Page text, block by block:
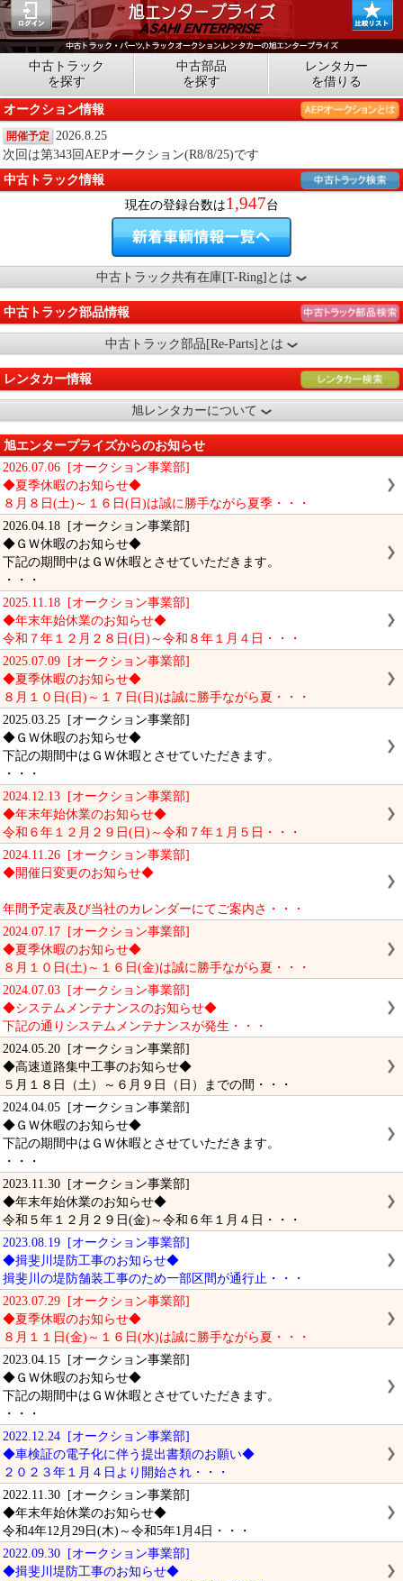
中古トラック
を探す
中古部品
を探す
レンタカー
を借りる
オークション情報
開催予定
2026.8.25
次回は第343回AEPオークション(R8/8/25)です
中古トラック情報
現在の登録台数は1,947台
中古トラック共有在庫[T-Ring]とは
中古トラック部品情報
中古トラック部品[Re-Parts]とは
レンタカー情報
旭レンタカーについて
旭エンタープライズからのお知らせ
2026.07.06 [オークション事業部]
◆夏季休暇のお知らせ◆
８月８日(土)～１６日(日)は誠に勝手ながら夏季・・・
2026.04.18 [オークション事業部]
◆ＧＷ休暇のお知らせ◆
下記の期間中はＧＷ休暇とさせていただきます。
・・・
2025.11.18 [オークション事業部]
◆年末年始休業のお知らせ◆
令和７年１２月２８日(日)～令和８年１月４日・・・
2025.07.09 [オークション事業部]
◆夏季休暇のお知らせ◆
８月１０日(日)～１７日(日)は誠に勝手ながら夏・・・
2025.03.25 [オークション事業部]
◆ＧＷ休暇のお知らせ◆
下記の期間中はＧＷ休暇とさせていただきます。
・・・
2024.12.13 [オークション事業部]
◆年末年始休業のお知らせ◆
令和６年１２月２９日(日)～令和７年１月５日・・・
2024.11.26 [オークション事業部]
◆開催日変更のお知らせ◆
年間予定表及び当社のカレンダーにてご案内さ・・・
2024.07.17 [オークション事業部]
◆夏季休暇のお知らせ◆
８月１０日(土)～１６日(金)は誠に勝手ながら夏・・・
2024.07.03 [オークション事業部]
◆システムメンテナンスのお知らせ◆
下記の通りシステムメンテナンスが発生・・・
2024.05.20 [オークション事業部]
◆高速道路集中工事のお知らせ◆
５月１８日（土）～６月９日（日）までの間・・・
2024.04.05 [オークション事業部]
◆ＧＷ休暇のお知らせ◆
下記の期間中はＧＷ休暇とさせていただきます。
・・・
2023.11.30 [オークション事業部]
◆年末年始休業のお知らせ◆
令和５年１２月２９日(金)～令和６年１月４日・・・
2023.08.19 [オークション事業部]
◆揖斐川堤防工事のお知らせ◆
揖斐川の堤防舗装工事のため一部区間が通行止・・・
2023.07.29 [オークション事業部]
◆夏季休暇のお知らせ◆
８月１１日(金)～１６日(水)は誠に勝手ながら夏・・・
2023.04.15 [オークション事業部]
◆ＧＷ休暇のお知らせ◆
下記の期間中はＧＷ休暇とさせていただきます。
・・・
2022.12.24 [オークション事業部]
◆車検証の電子化に伴う提出書類のお願い◆
２０２３年１月４日より開始され・・・
2022.11.30 [オークション事業部]
◆年末年始休業のお知らせ◆
令和4年12月29日(木)～令和5年1月4日・・・
2022.09.30 [オークション事業部]
◆揖斐川堤防工事のお知らせ◆